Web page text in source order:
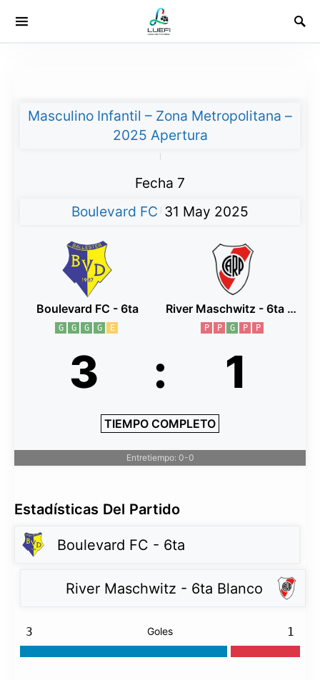
Masculino Infantil – Zona Metropolitana –
2025 Apertura
Fecha 7
Boulevard FC 31 May 2025
Boulevard FC - 6ta
G G G G E
3 : 1
TIEMPO COMPLETO
River Maschwitz - 6ta Blanco
P P G P P
Entretiempo: 0-0
Estadísticas Del Partido
Boulevard FC - 6ta
River Maschwitz - 6ta Blanco
3 Goles 1